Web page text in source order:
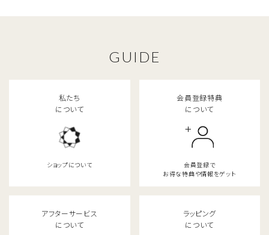
検索する
GUIDE
私たち
について
ショップについて
会員登録特典
について
会員登録で
お得な特典や情報をゲット
アフターサービス
について
ラッピング
について